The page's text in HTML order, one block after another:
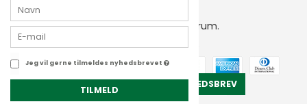
2026 © Outdoor i Centrum.
Jeg vil gerne tilmeldes nyhedsbrevet
TILMELD
TILMELD NYHEDSBREV